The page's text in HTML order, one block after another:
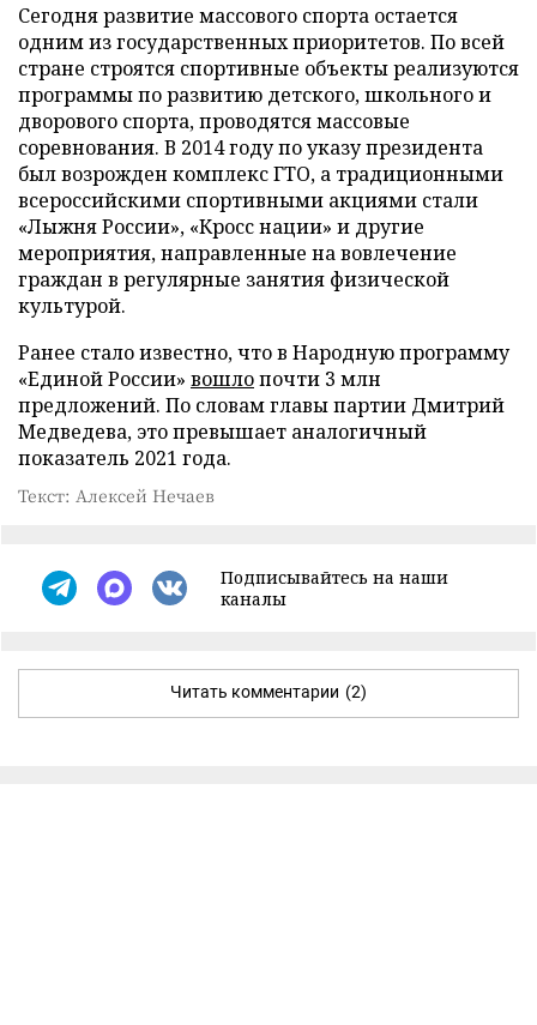
Сегодня развитие массового спорта остается
одним из государственных приоритетов. По всей
стране строятся спортивные объекты реализуются
программы по развитию детского, школьного и
дворового спорта, проводятся массовые
соревнования. В 2014 году по указу президента
был возрожден комплекс ГТО, а традиционными
всероссийскими спортивными акциями стали
«Лыжня России», «Кросс нации» и другие
мероприятия, направленные на вовлечение
граждан в регулярные занятия физической
культурой.
Ранее стало известно, что в Народную программу
«Единой России» вошлопочти 3 млн
предложений. По словам главы партии Дмитрий
Медведева, это превышает аналогичный
показатель 2021 года.
Текст: Алексей Нечаев
Подписывайтесь на наши
каналы
Читать комментарии (2)